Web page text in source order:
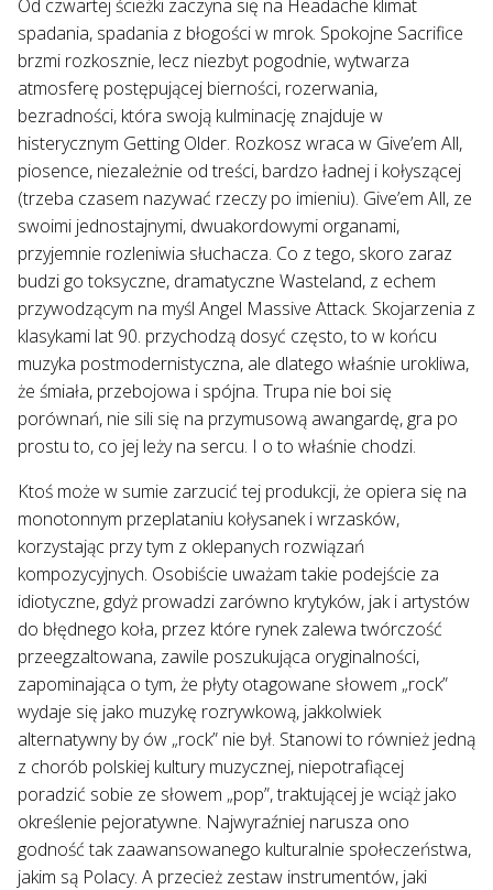
Od czwartej ścieżki zaczyna się na Headache klimat
spadania, spadania z błogości w mrok. Spokojne Sacrifice
brzmi rozkosznie, lecz niezbyt pogodnie, wytwarza
atmosferę postępującej bierności, rozerwania,
bezradności, która swoją kulminację znajduje w
histerycznym Getting Older. Rozkosz wraca w Give’em All,
piosence, niezależnie od treści, bardzo ładnej i kołyszącej
(trzeba czasem nazywać rzeczy po imieniu). Give’em All, ze
swoimi jednostajnymi, dwuakordowymi organami,
przyjemnie rozleniwia słuchacza. Co z tego, skoro zaraz
budzi go toksyczne, dramatyczne Wasteland, z echem
przywodzącym na myśl Angel Massive Attack. Skojarzenia z
klasykami lat 90. przychodzą dosyć często, to w końcu
muzyka postmodernistyczna, ale dlatego właśnie urokliwa,
że śmiała, przebojowa i spójna. Trupa nie boi się
porównań, nie sili się na przymusową awangardę, gra po
prostu to, co jej leży na sercu. I o to właśnie chodzi.
Ktoś może w sumie zarzucić tej produkcji, że opiera się na
monotonnym przeplataniu kołysanek i wrzasków,
korzystając przy tym z oklepanych rozwiązań
kompozycyjnych. Osobiście uważam takie podejście za
idiotyczne, gdyż prowadzi zarówno krytyków, jak i artystów
do błędnego koła, przez które rynek zalewa twórczość
przeegzaltowana, zawile poszukująca oryginalności,
zapominająca o tym, że płyty otagowane słowem „rock”
wydaje się jako muzykę rozrywkową, jakkolwiek
alternatywny by ów „rock” nie był. Stanowi to również jedną
z chorób polskiej kultury muzycznej, niepotrafiącej
poradzić sobie ze słowem „pop”, traktującej je wciąż jako
określenie pejoratywne. Najwyraźniej narusza ono
godność tak zaawansowanego kulturalnie społeczeństwa,
jakim są Polacy. A przecież zestaw instrumentów, jaki